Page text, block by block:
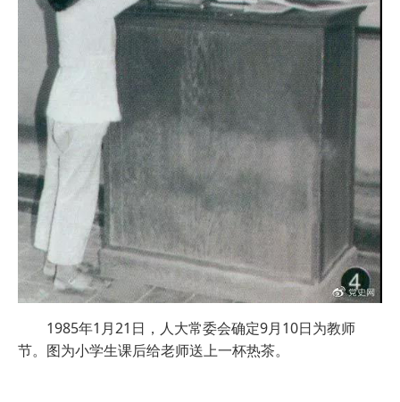
1985年1月21日，人大常委会确定9月10日为教师
节。图为小学生课后给老师送上一杯热茶。